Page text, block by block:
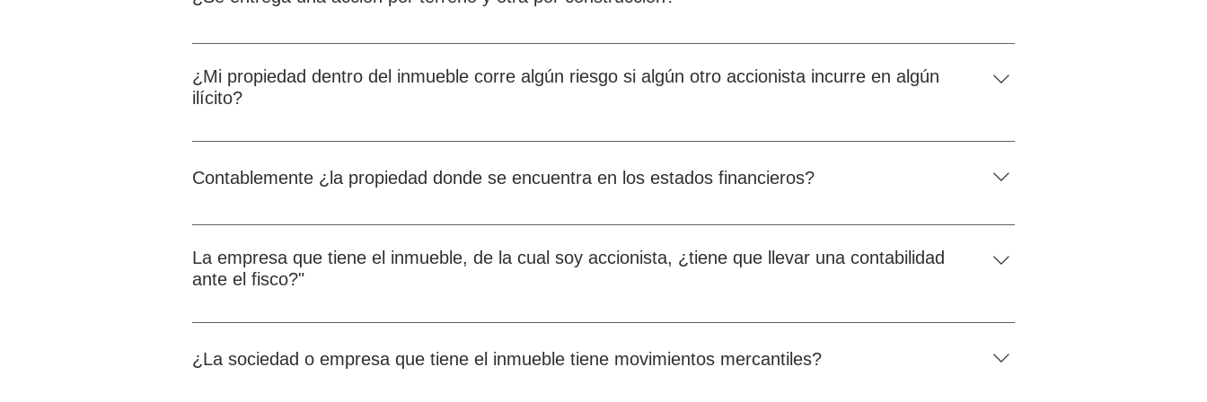
No. La acción adquirida ampara el terreno y cualquier construcción que haya en él.
¿Mi propiedad dentro del inmueble corre algún riesgo si algún otro accionista incurre en algún
ilícito?
No, la legislación mercantil protege a los demás accionistas para evitar que sus espacios sean afectados
Contablemente ¿la propiedad donde se encuentra en los estados financieros?
En el Balance General, como el único activo de la empresa.
La empresa que tiene el inmueble, de la cual soy accionista, ¿tiene que llevar una contabilidad
ante el fisco?"
Si, de tener una contabilidad ante la Secretaría de Hacienda y Crédito
operación mercantil, sólo presentar declaraciones en ceros.
¿La sociedad o empresa que tiene el inmueble tiene movimientos mercantiles?